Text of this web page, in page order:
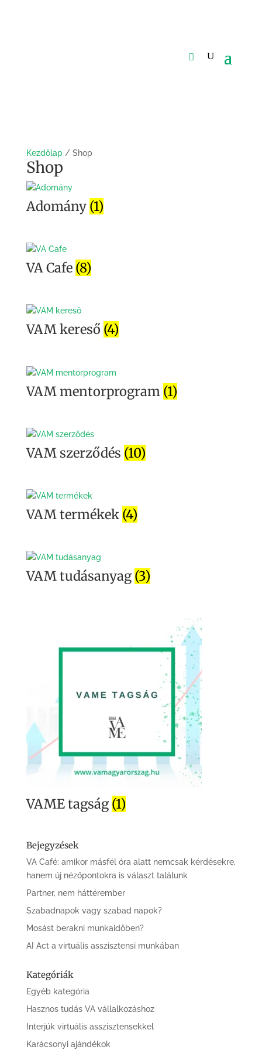
Kezdőlap/ Shop
Shop
Adomány (1)
VA Cafe (8)
VAM kereső (4)
VAM mentorprogram (1)
VAM szerződés (10)
VAM termékek (4)
VAM tudásanyag (3)
VAME tagság (1)
Bejegyzések
VA Café: amikor másfél óra alatt nemcsak kérdésekre,
hanem új nézőpontokra is választ találunk
Partner, nem háttérember
Szabadnapok vagy szabad napok?
Mosást berakni munkaidőben?
AI Act a virtuális asszisztensi munkában
Kategóriák
Egyéb kategória
Hasznos tudás VA vállalkozáshoz
Interjúk virtuális asszisztensekkel
Karácsonyi ajándékok